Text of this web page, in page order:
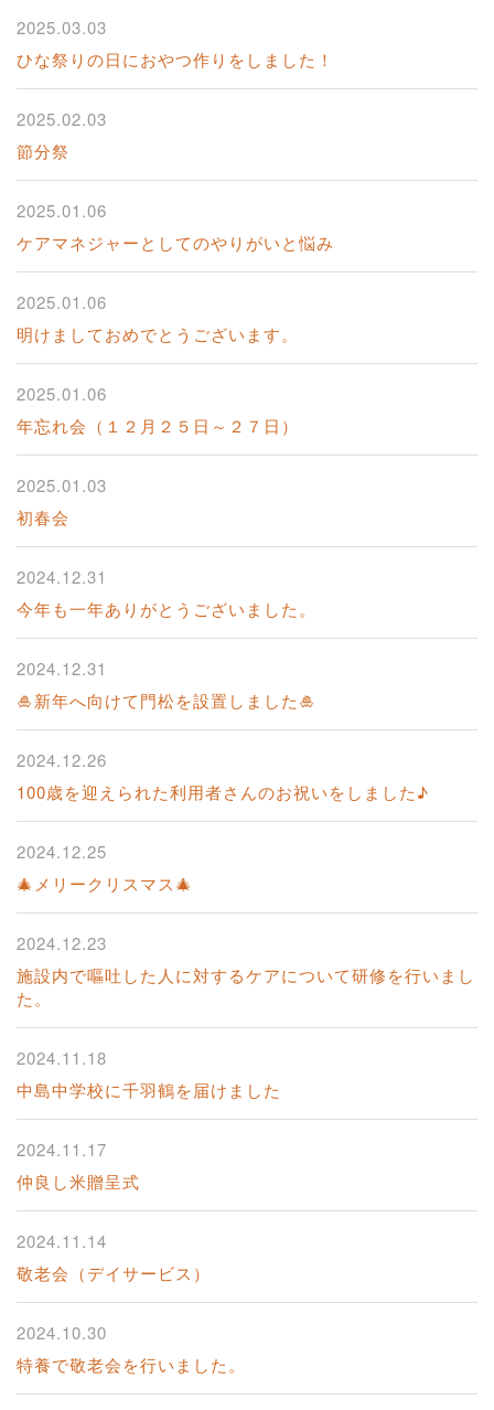
2025.03.03
ひな祭りの日におやつ作りをしました！
2025.02.03
節分祭
2025.01.06
ケアマネジャーとしてのやりがいと悩み
2025.01.06
明けましておめでとうございます。
2025.01.06
年忘れ会（１２月２５日～２７日）
2025.01.03
初春会
2024.12.31
今年も一年ありがとうございました。
2024.12.31
🎍新年へ向けて門松を設置しました🎍
2024.12.26
100歳を迎えられた利用者さんのお祝いをしました♪
2024.12.25
🎄メリークリスマス🎄
2024.12.23
施設内で嘔吐した人に対するケアについて研修を行いまし
た。
2024.11.18
中島中学校に千羽鶴を届けました
2024.11.17
仲良し米贈呈式
2024.11.14
敬老会（デイサービス）
2024.10.30
特養で敬老会を行いました。